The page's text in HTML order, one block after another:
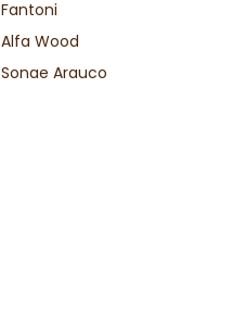
Fantoni
Alfa Wood
Sonae Arauco